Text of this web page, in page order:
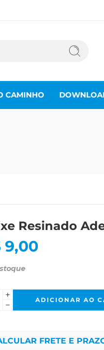
CAMINHO
Resinado
9,00
ADICIONAR AO
FRETE E